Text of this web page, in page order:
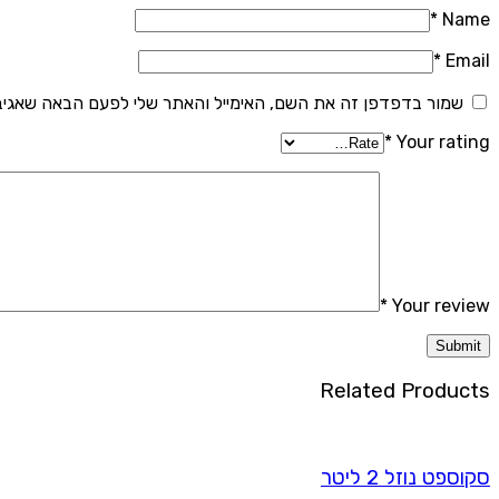
Name
*
Email
*
שמור בדפדפן זה את השם, האימייל והאתר שלי לפעם הבאה
Your rating
*
Your review
*
Related Products
סקוספט נוזל 2 ליטר